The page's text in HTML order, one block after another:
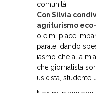
comunità.
Con Silvia
agriturismo
o e mi piace
parate, dando
iasmo che alla
che giornalista
usicista, studente